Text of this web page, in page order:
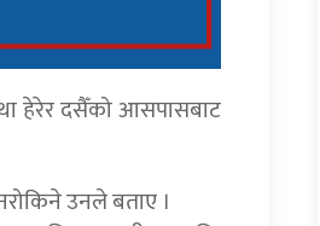
हेरेर दसैँको आसपासबाट
उनले बताए ।